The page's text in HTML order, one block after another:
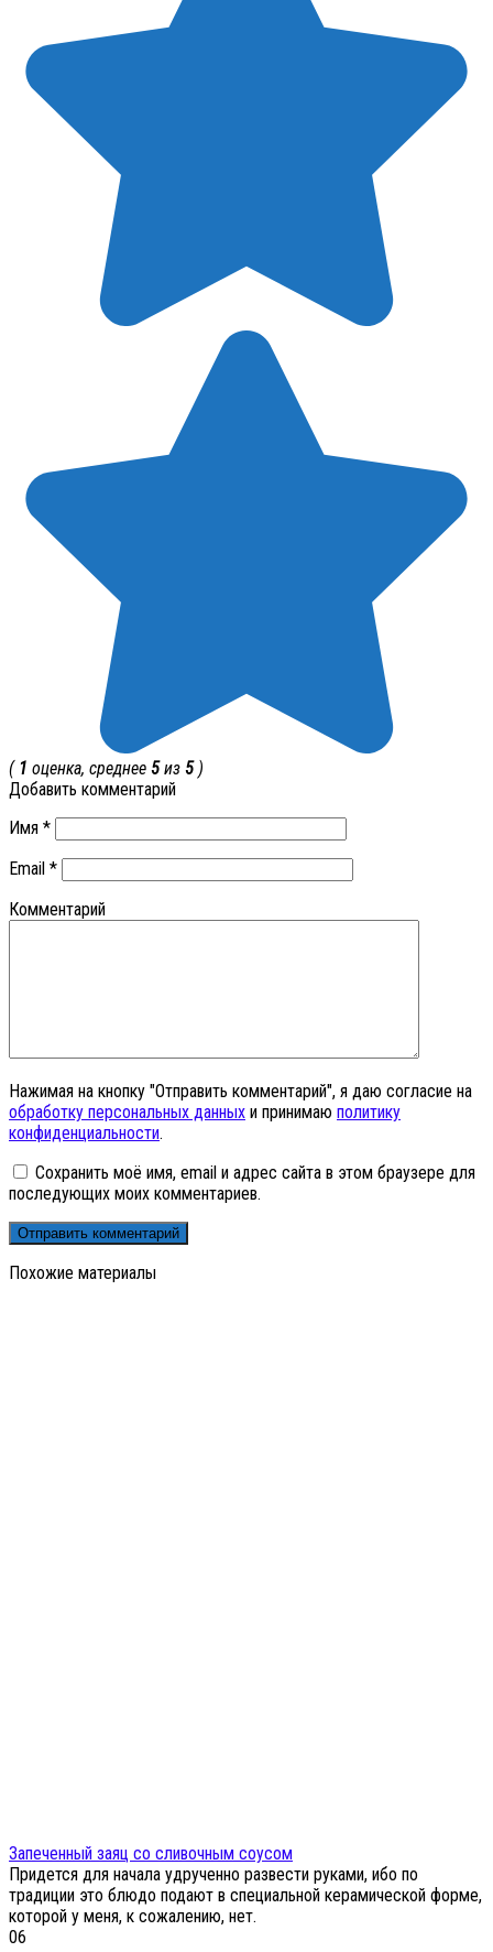
( 1 оценка, среднее 5из 5)
Добавить комментарий
Имя *
Email *
Комментарий
Нажимая на кнопку "Отправить комментарий", я даю согласие на
обработку персональных данных и принимаю политику
конфиденциальности.
Сохранить моё имя, email и адрес сайта в этом браузере для
последующих моих комментариев.
Похожие материалы
Запеченный заяц со сливочным соусом
Придется для начала удрученно развести руками, ибо по
традиции это блюдо подают в специальной керамической форме,
которой у меня, к сожалению, нет.
06